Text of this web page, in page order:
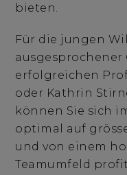
bieten.
Für die jungen
ausgesprochener
erfolgreichen
oder Kathrin
können Sie sich
optimal auf
und von einem
Teamumfeld